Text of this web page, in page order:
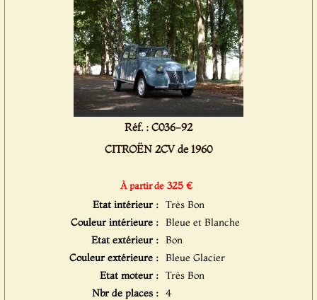
Réf. : C036-92
CITROËN 2CV de 1960
À partir de 325 €
Etat intérieur : Très Bon
Couleur intérieure : Bleue et Blanche
Etat extérieur : Bon
Couleur extérieure : Bleue Glacier
Etat moteur : Très Bon
Nbr de places : 4